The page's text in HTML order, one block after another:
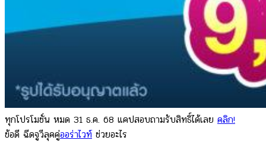
ทุกโปรโมชั่น หมด 31 ธ.ค. 68 แคปสอบถามรับสิทธิ์ได้เลย คลิก!
ข้อดี ฉีดจูวีลุคคู่ออร่าไวท์ช่วยอะไร